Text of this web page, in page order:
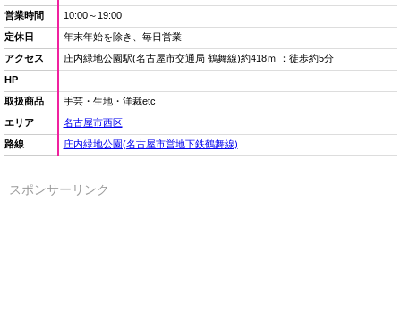
営業時間
10:00～19:00
定休日
年末年始を除き、毎日営業
アクセス
庄内緑地公園駅(名古屋市交通局 鶴舞線)約418ｍ ：徒歩約5分
HP
取扱商品
手芸・生地・洋裁etc
エリア
名古屋市西区
路線
庄内緑地公園(名古屋市営地下鉄鶴舞線)
スポンサーリンク